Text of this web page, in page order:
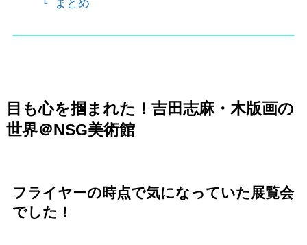
まとめ
目も心を掴まれた！吉田志麻・木版画の
世界＠NSG美術館
フライヤーの時点で気になっていた展覧会
でした！